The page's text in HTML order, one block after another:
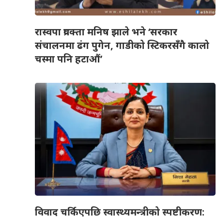
रास्वपा प्रवक्ता मनिष झाले भने ‘सरकार
संचालनमा ढंग पुगेन, गाडीको स्टिकरसँगै कालो
चस्मा पनि हटाऔं’
विवाद चर्किएपछि स्वास्थ्यमन्त्रीको स्पष्टीकरण: